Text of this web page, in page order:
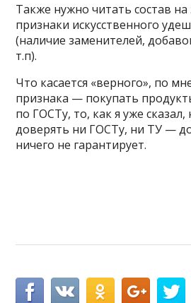
Также нужно читать состав на
признаки искусственного
(наличие заменителей,
т.п).
Что касается «верного», по
признака — покупать
по ГОСТу, то, как я уже сказал,
доверять ни ГОСТу, ни ТУ —
ничего не гарантирует.